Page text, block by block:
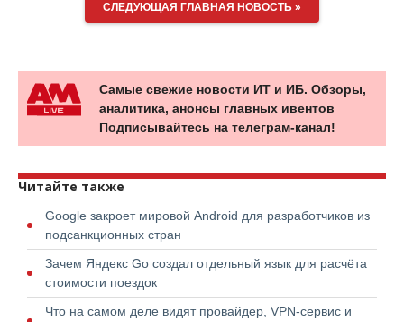
СЛЕДУЮЩАЯ ГЛАВНАЯ НОВОСТЬ »
Самые свежие новости ИТ и ИБ. Обзоры,
аналитика, анонсы главных ивентов
Подписывайтесь на телеграм-канал!
Читайте также
Google закроет мировой Android для разработчиков из
подсанкционных стран
Зачем Яндекс Go создал отдельный язык для расчёта
стоимости поездок
Что на самом деле видят провайдер, VPN-сервис и